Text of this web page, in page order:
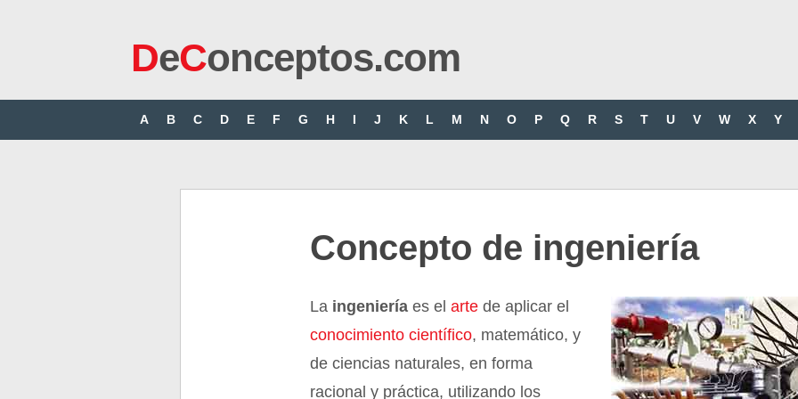
DeConceptos.com
A B C D E F G H I J K L M N O P Q R S T U V W X Y
Concepto de ingeniería
La ingeniería es elarte de aplicar el
conocimiento científico, matemático, y
de ciencias naturales, en forma
racional y práctica, utilizando los